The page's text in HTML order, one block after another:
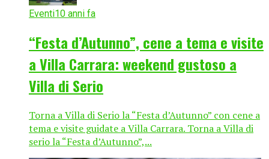
Eventi10 anni fa
“Festa d’Autunno”, cene a tema e visite
a Villa Carrara: weekend gustoso a
Villa di Serio
Torna a Villa di Serio la “Festa d’Autunno” con cene a
tema e visite guidate a Villa Carrara. Torna a Villa di
serio la “Festa d’Autunno”,...